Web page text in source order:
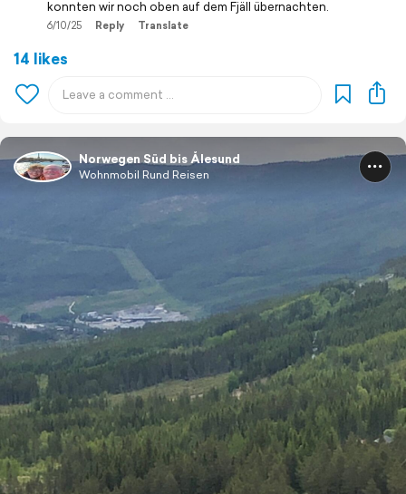
konnten wir noch oben auf dem Fjäll übernachten.
6/10/25 Reply Translate
14 likes
Norwegen Süd bis Ålesund
Wohnmobil Rund Reisen